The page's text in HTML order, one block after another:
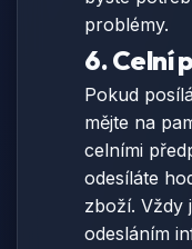
problémy.
6. Celní
Pokud
mějte na
celními
odesíláte
zboží. Vždy
odesláním